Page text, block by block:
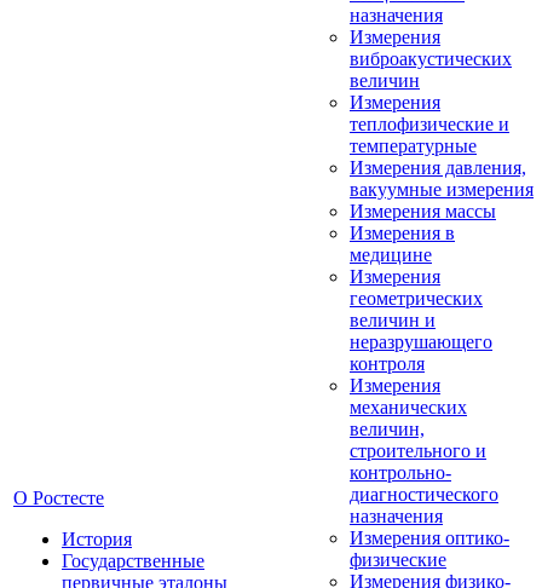
О Ростесте
История
Государственные
первичные эталоны
назначения
Измерения
виброакустических
величин
Измерения
теплофизические и
температурные
Измерения давления,
вакуумные измерения
Измерения массы
Измерения в
медицине
Измерения
геометрических
величин и
неразрушающего
контроля
Измерения
механических
величин,
строительного и
контрольно-
диагностического
назначения
Измерения оптико-
физические
Измерения физико-